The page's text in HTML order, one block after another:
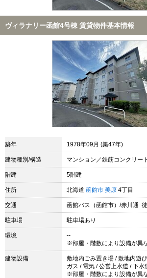
ヴィラナリー函館4号棟 賃貸物件基本情報
築年 1978年09月 (築47年)
建物種別/構造 マンション／鉄筋コンクリー
階建 5階建
住所 北海道 函館市 美原 4丁目
交通 函館バス（函館市）/赤川通
駐車場 駐車場あり
環境
--
※部屋・階数により設備が異
建物設備
敷地内ごみ置き場 / 敷地内遊
ガス / 電気 / 公営上水道 / 下水
※部屋・階数により設備が異